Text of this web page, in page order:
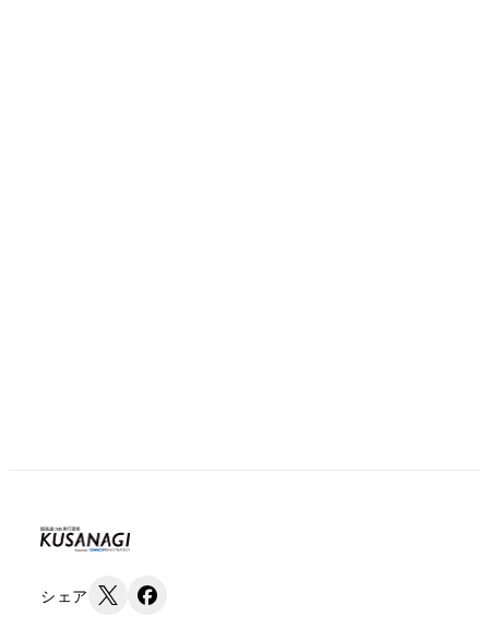
シェア